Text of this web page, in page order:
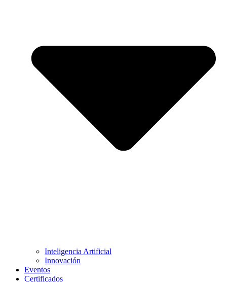
Inteligencia Artificial
Innovación
Eventos
Certificados